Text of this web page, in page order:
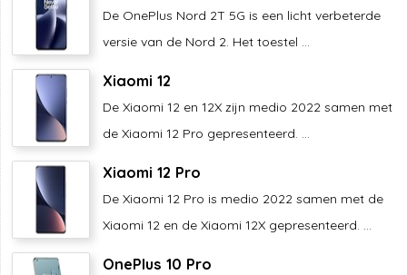
De OnePlus Nord 2T 5G is een licht verbeterde
versie van de Nord 2. Het toestel ...
Xiaomi 12
De Xiaomi 12 en 12X zijn medio 2022 samen met
de Xiaomi 12 Pro gepresenteerd. ...
Xiaomi 12 Pro
De Xiaomi 12 Pro is medio 2022 samen met de
Xiaomi 12 en de Xiaomi 12X gepresenteerd. ...
OnePlus 10 Pro